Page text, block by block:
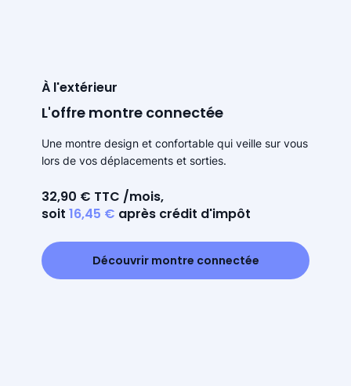
À l'extérieur
L'offre montre connectée
Une montre design et confortable qui veille sur vous
lors de vos déplacements et sorties.
32,90 € TTC /mois,
soit 16,45 € après crédit d'impôt
Découvrir montre connectée